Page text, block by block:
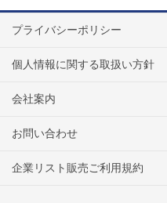
プライバシーポリシー
個人情報に関する取扱い方針
会社案内
お問い合わせ
企業リスト販売ご利用規約